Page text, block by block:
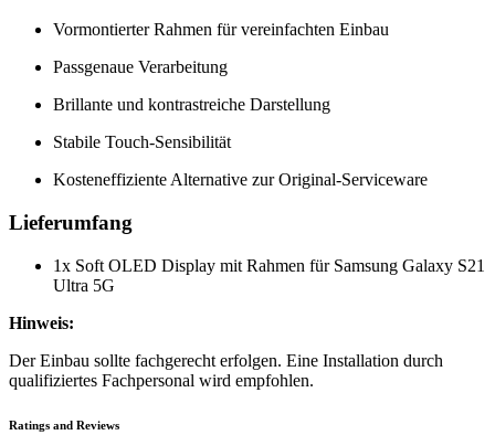
Vormontierter Rahmen für vereinfachten Einbau
Passgenaue Verarbeitung
Brillante und kontrastreiche Darstellung
Stabile Touch-Sensibilität
Kosteneffiziente Alternative zur Original-Serviceware
Lieferumfang
1x Soft OLED Display mit Rahmen für Samsung Galaxy S21
Ultra 5G
Hinweis:
Der Einbau sollte fachgerecht erfolgen. Eine Installation durch
qualifiziertes Fachpersonal wird empfohlen.
Ratings and Reviews